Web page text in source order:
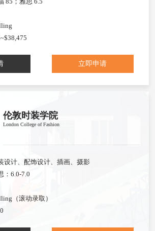
立即申请
伦敦时装学院
London College of Fashion
设计、配饰设计、插画、摄影
：6.0-7.0
（滚动录取）